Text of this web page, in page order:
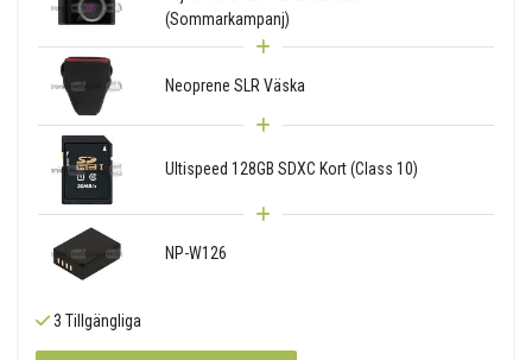
(Sommarkampanj)
Neoprene SLR Väska
Ultispeed 128GB SDXC Kort (Class 10)
NP-W126
3 Tillgängliga